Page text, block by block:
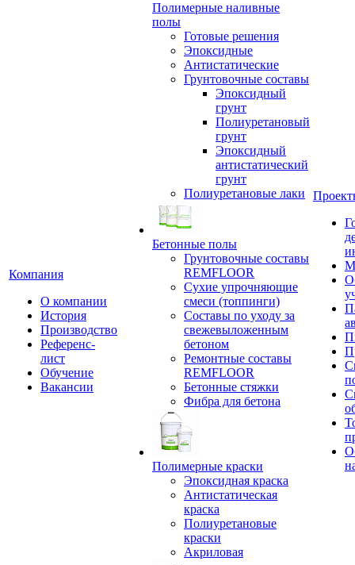
Компания
О компании
История
Производство
Референс-
лист
Обучение
Вакансии
Полимерные наливные
полы
Готовые решения
Эпоксидные
Антистатические
Грунтовочные составы
Эпоксидный
грунт
Полиуретановый
грунт
Эпоксидный
антистатический
грунт
Полиуретановые лаки
Бетонные полы
Грунтовочные составы
REMFLOOR
Сухие упрочняющие
смеси (топпинги)
Составы по уходу за
свежевыложенным
бетоном
Ремонтные составы
REMFLOOR
Бетонные стяжки
Фибра для бетона
Полимерные краски
Эпоксидная краска
Антистатическая
краска
Полиуретановые
краски
Акриловая